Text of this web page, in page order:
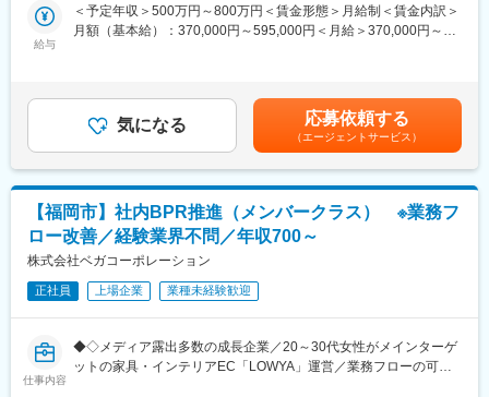
な事業創出に携われます。IPOを見据えた急成長フェーズで裁量を
持ち挑戦できる環境です。
東京本社勤務。フレックスタイムやハイブリッドワークを導入し
柔軟な働き方が可能
■想定されるキャリアパス
事業開発リーダー、プロジェクト責任者、新規事業部門マネジメ
ントなど多様なキャリア形成が可能
■企業の特徴/魅力
全国6,000拠点の資源循環インフラを持つ業界のパイオニア。サス
テナビリティ推進で社会的な意義と成長性の両立を目指します。
・ステークホルダーとの協力・コンプライアンスの管理
・システム改修・自動化プロジェクト
■魅力：
本ポジションにおけるミッションは、Eコマースおよび店舗におけ
るデビット・クレジットカードの不正利用対策の実施、調整、運
詐欺対策の運用を行います。これはビジネス全体の不正防止機能
を強化し、お客様の顧客体験（クライアント・エクスペリエン
ス）を向上させるというグループの戦略の重要な部分を担ってい
ます。
■キャリアパス：
本ポジションはファイナンス部門のポジションとなりますので、
不正利用対策のスペシャリストを目指すだけでなく、ファイナン
ス部門の中でのキャリアアップを目指せます。具体的には経理や
財務、内部統制を担当/チームをリードする役割やFP&A（コント
給与
＜予定年収＞500万円～800万円＜賃金形態＞月給制＜賃金内訳＞
月額（基本給）：370,000円～595,000円＜月給＞370,000円～
す。月給(月額)は固定手当を含めた表記です。
気になる 応募依頼する
（エージェントサービス）
【福岡市】社内BPR推進（メンバークラス） ※業務フ
ロー改善／経験業界不問／年収700～
株式会社ベガコーポレーション
正社員 上場企業 業種未経験歓迎
仕事内容
◆◇メディア露出多数の成長企業／20～30代女性がメインターゲ
ットの家具・インテリアEC「LOWYA」運営／業務フローの可視